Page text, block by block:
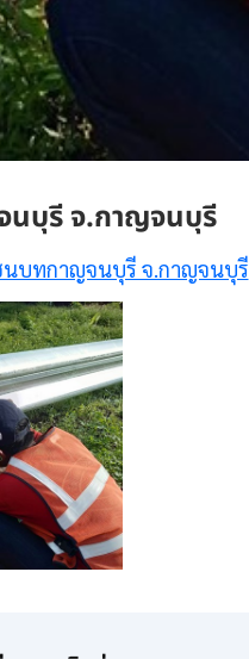
นบุรี จ.กาญจนบุรี
นบทกาญจนบุรี จ.กาญจนบุรี